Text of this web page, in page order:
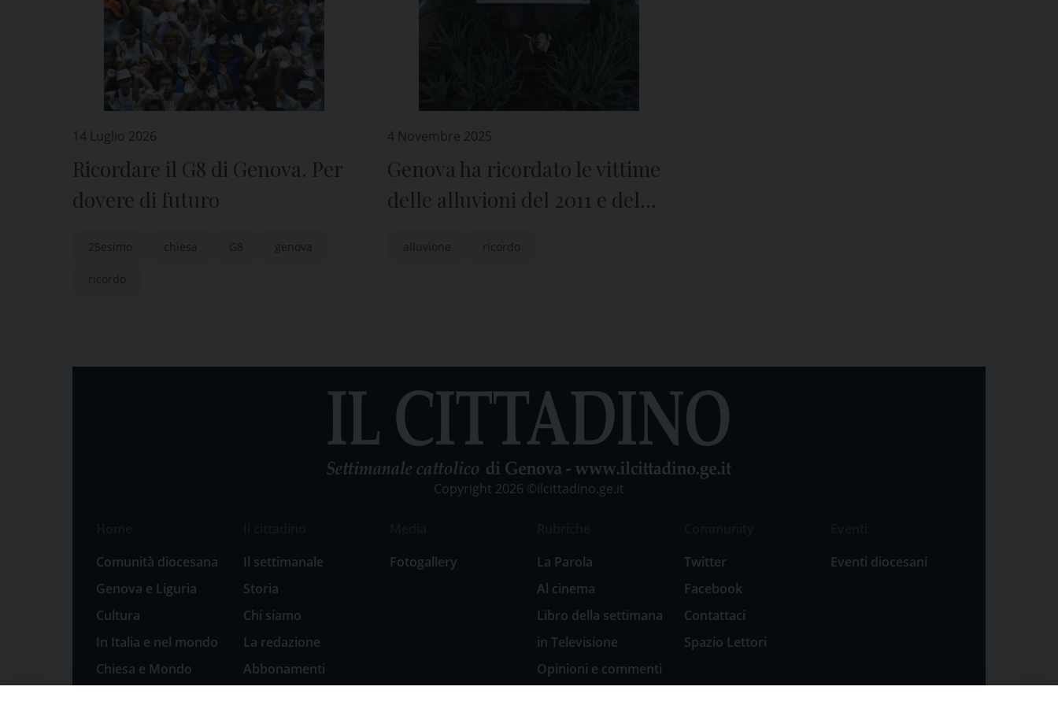
14 Luglio 2026
Ricordare il G8 di Genova. Per
dovere di futuro
25esimo chiesa G8 genova
ricordo
4 Novembre 2025
Genova ha ricordato le vittime
delle alluvioni del 2011 e del
alluvione ricordo
Copyright 2026 ©ilcittadino.ge.it
Comunità diocesana
Genova e Liguria
Cultura
In Italia e nel mondo
Chiesa e Mondo
Il settimanale
Storia
Chi siamo
La redazione
Abbonamenti
Fotogallery
La Parola
Al cinema
Libro della settimana
in Televisione
Opinioni e commenti
Twitter
Facebook
Contattaci
Spazio Lettori
Eventi diocesani